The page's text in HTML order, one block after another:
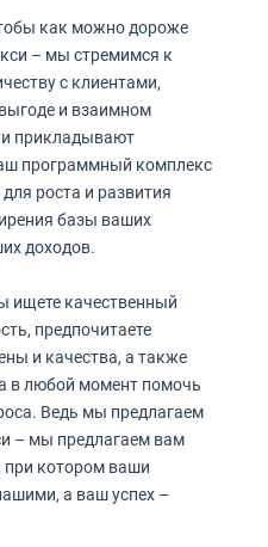
как можно дороже
– мы стремимся к
с клиентами,
и взаимном
прикладывают
программный комплекс
роста и развития
базы ваших
доходов.
ищете качественный
предпочитаете
и качества, а также
в любой момент помочь
Ведь мы предлагаем
– мы предлагаем вам
при котором ваши
а ваш успех –